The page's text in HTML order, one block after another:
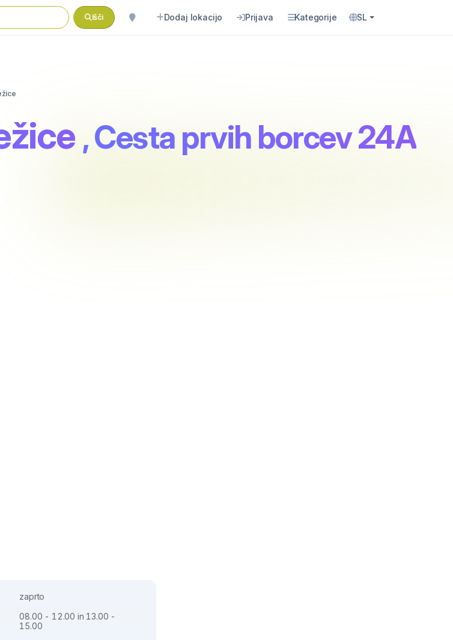
Išči Dodaj lokacijo Prijava Kategorije SL
, Cesta prvih borcev 24A
zaprto
08.00 - 12.00 in 13.00 -
15.00